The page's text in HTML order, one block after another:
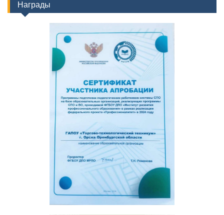
Награды